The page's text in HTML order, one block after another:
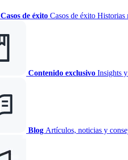
Casos de éxito Casos de éxito Historias
Contenido exclusivo Insights
Blog Artículos, noticias y